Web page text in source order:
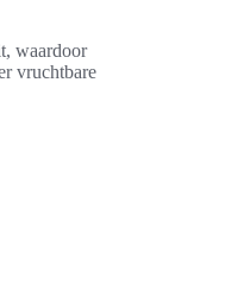
waardoor
vruchtbare